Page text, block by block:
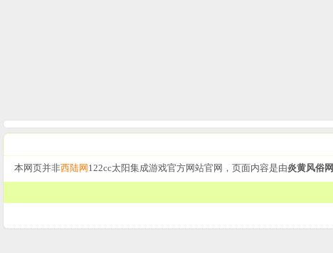
本网页并非西陆网 122cc太阳集成游戏官方网站官网，页面内容是由炎黄风俗网